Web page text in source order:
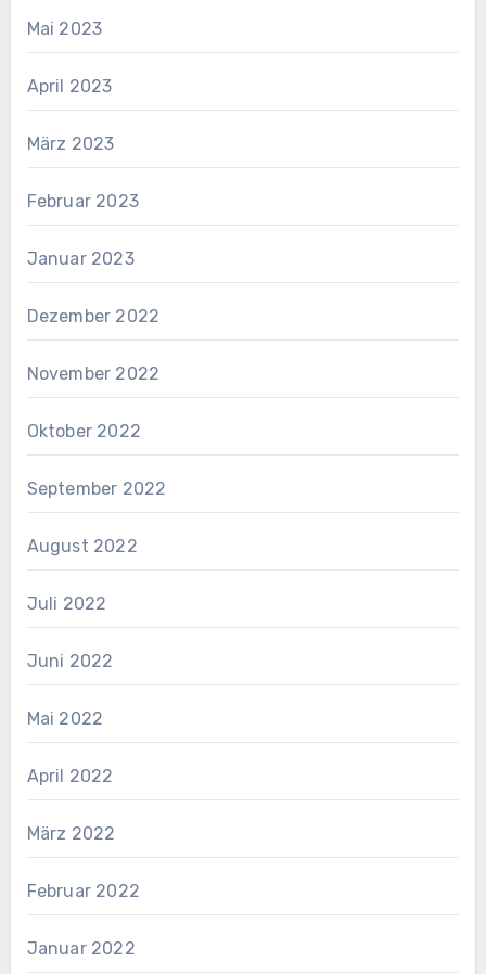
Mai 2023
April 2023
März 2023
Februar 2023
Januar 2023
Dezember 2022
November 2022
Oktober 2022
September 2022
August 2022
Juli 2022
Juni 2022
Mai 2022
April 2022
März 2022
Februar 2022
Januar 2022